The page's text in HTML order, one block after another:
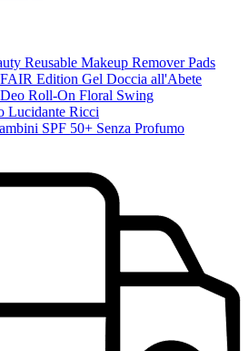
Reusable Makeup Remover Pads
Edition Gel Doccia all'Abete
Roll-On Floral Swing
Lucidante Ricci
SPF 50+ Senza Profumo